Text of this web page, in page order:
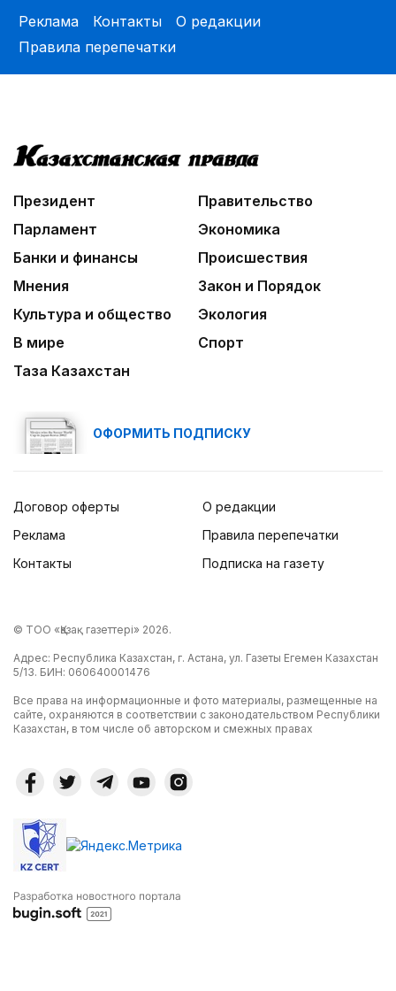
Реклама Контакты
О редакции
Правила перепечатки
Президент
Правительство
Парламент
Экономика
Банки и финансы
Происшествия
Мнения
Закон и Порядок
Культура и общество
Экология
В мире
Спорт
Таза Казахстан
ОФОРМИТЬ ПОДПИСКУ
Договор оферты
Реклама
Контакты
О редакции
Правила перепечатки
Подписка на газету
© ТОО «Қазақ газеттері» 2026.
Адрес: Республика Казахстан, г. Астана, ул. Газеты Егемен Казахстан
5/13. БИН: 060640001476
Все права на информационные и фото материалы, размещенные на
сайте, охраняются в соответствии с законодательством Республики
Казахстан, в том числе об авторском и смежных правах